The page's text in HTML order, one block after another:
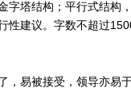
塔结构；平行式结构
建议。字数不超过
易被接受，领导亦易